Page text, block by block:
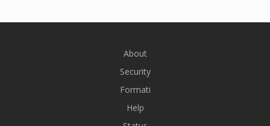
About
Security
Formati
Help